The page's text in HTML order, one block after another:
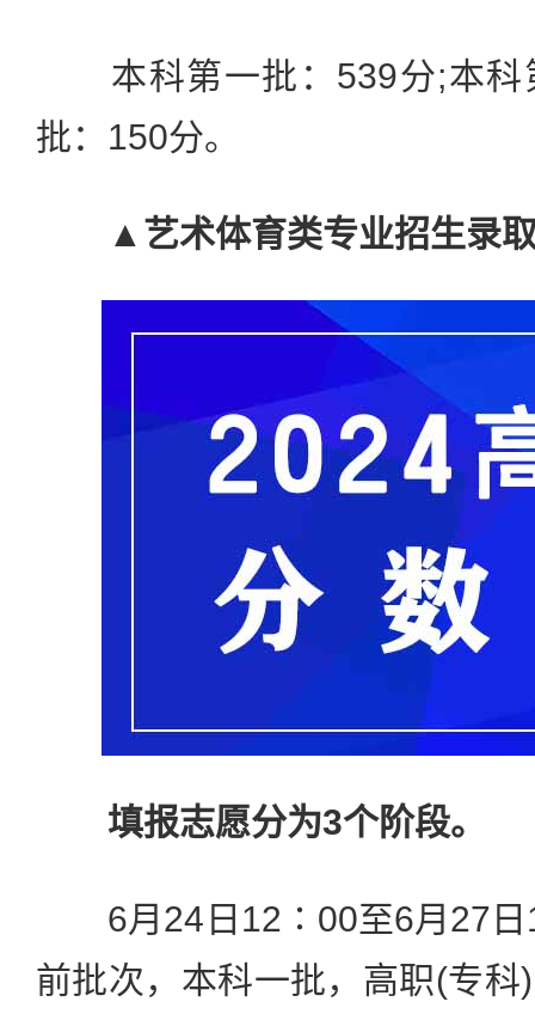
本科第一批：539分;本科
批：150分。
▲艺术体育类专业招生录
填报志愿分为3个阶段。
6月24日12∶00至6月27日
前批次，本科一批，高职(专